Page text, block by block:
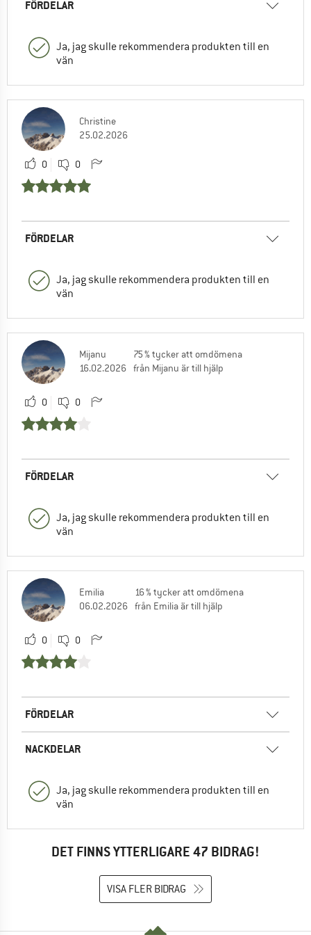
FÖRDELAR
Ja, jag skulle rekommendera produkten till en
vän
Christine
25.02.2026
0 0
FÖRDELAR
Ja, jag skulle rekommendera produkten till en
vän
Mijanu
16.02.2026
75 % tycker att omdömena
från Mijanu är till hjälp
0 0
FÖRDELAR
Ja, jag skulle rekommendera produkten till en
vän
Emilia
06.02.2026
16 % tycker att omdömena
från Emilia är till hjälp
0 0
FÖRDELAR
NACKDELAR
Ja, jag skulle rekommendera produkten till en
vän
DET FINNS YTTERLIGARE 47 BIDRAG!
VISA FLER BIDRAG